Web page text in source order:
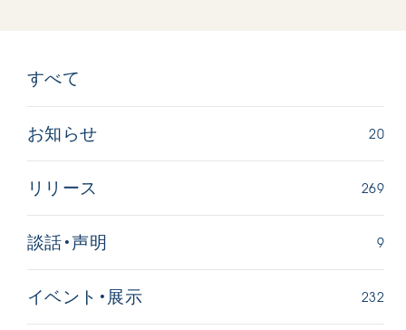
すべて
お知らせ 20
リリース 269
談話・声明 9
イベント・展示 232